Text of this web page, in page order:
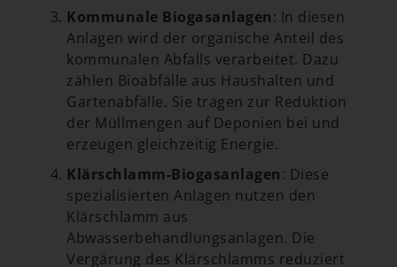
Kommunale Biogasanlagen: In diesen
Anlagen wird der organische Anteil des
kommunalen Abfalls verarbeitet. Dazu
zählen Bioabfälle aus Haushalten und
Gartenabfälle. Sie tragen zur Reduktion
der Müllmengen auf Deponien bei und
erzeugen gleichzeitig Energie.
Klärschlamm-Biogasanlagen: Diese
spezialisierten Anlagen nutzen den
Klärschlamm aus
Abwasserbehandlungsanlagen. Die
Vergärung des Klärschlamms reduziert